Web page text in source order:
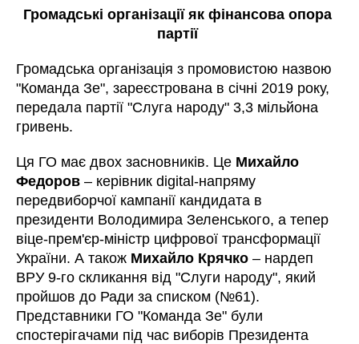
Громадські організації як фінансова опора
партії
Громадська організація з промовистою назвою
"Команда Зе", зареєстрована в січні 2019 року,
передала партії"Слуга народу"3,3 мільйона
гривень.
Ця ГО має двох засновників. Це Михайло
Федоров– керівник digital-напряму
передвиборчої кампанії кандидата в
президенти Володимира Зеленського, а тепер
віце-прем'єр-міністр цифрової трансформації
України. А також Михайло Крячко – нардеп
ВРУ 9-го скликання від "Слуги народу", який
пройшов до Ради за списком (№61).
Представники ГО "Команда Зе" були
спостерігачами під час виборів Президента